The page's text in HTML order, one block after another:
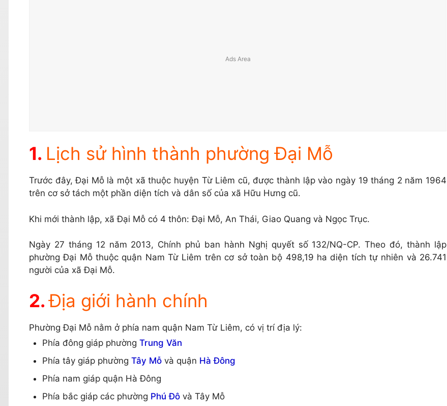
Lịch sử hình thành phường Đại Mỗ
Trước đây, Đại Mỗ là một xã thuộc huyện Từ Liêm cũ, được thành lập vào ngày 19 tháng 2 năm 1964
trên cơ sở tách một phần diện tích và dân số của xã Hữu Hưng cũ.
Khi mới thành lập, xã Đại Mỗ có 4 thôn: Đại Mỗ, An Thái, Giao Quang và Ngọc Trục.
Ngày 27 tháng 12 năm 2013, Chính phủ ban hành Nghị quyết số 132/NQ-CP. Theo đó, thành lập
phường Đại Mỗ thuộc quận Nam Từ Liêm trên cơ sở toàn bộ 498,19 ha diện tích tự nhiên và 26.741
người của xã Đại Mỗ.
Địa giới hành chính
Phường Đại Mỗ nằm ở phía nam quận Nam Từ Liêm, có vị trí địa lý:
Phía đông giáp phường Trung Văn
Phía tây giáp phường Tây Mỗvà quận Hà Đông
Phía nam giáp quận Hà Đông
Phía bắc giáp các phường Phú Đôvà Tây Mỗ